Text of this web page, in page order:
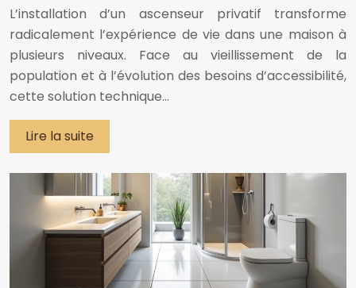
L’installation d’un ascenseur privatif transforme
radicalement l’expérience de vie dans une maison à
plusieurs niveaux. Face au vieillissement de la
population et à l’évolution des besoins d’accessibilité,
cette solution technique…
Lire la suite